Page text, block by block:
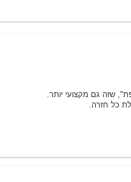
שזה גם מקצועי יותר.
כל חזרה.